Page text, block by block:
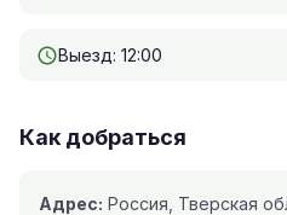
Выезд: 12:00
Как добраться
Адрес: Россия, Тверская